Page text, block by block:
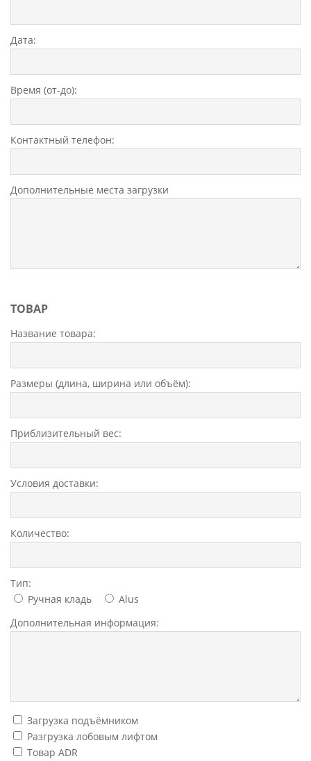
Дата:
Время (от-до):
Контактный телефон:
Дополнительные места загрузки
ТОВАР
Название товара:
Размеры (длина, ширина или объём):
Приблизительный вес:
Условия доставки:
Количество:
Тип:
Ручная кладь
Alus
Дополнительная информация:
Загрузка подъёмником
Разгрузка лобовым лифтом
Товар ADR